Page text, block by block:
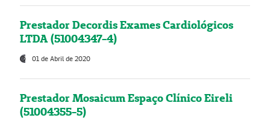
Prestador Decordis Exames Cardiológicos
LTDA (51004347-4)
01 de Abril de 2020
Prestador Mosaicum Espaço Clínico Eireli
(51004355-5)